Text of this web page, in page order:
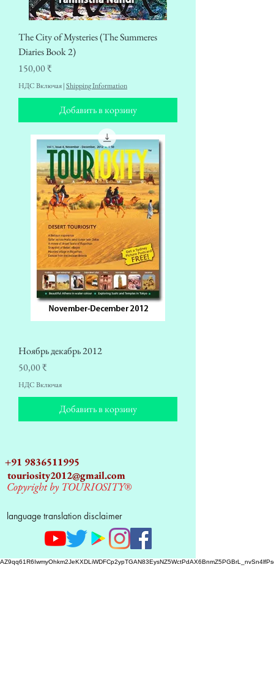
The City of Mysteries (The Summeres
Diaries Book 2)
Цена
150,00 ₹
НДС Включая|Shipping Information
Добавить в корзину
Ноябрь декабрь 2012
Цена
50,00 ₹
НДС Включая
Добавить в корзину
+91 9836511995
touriosity2012@gmail.com
Copyright by TOURIOSITY®
language translation disclaimer